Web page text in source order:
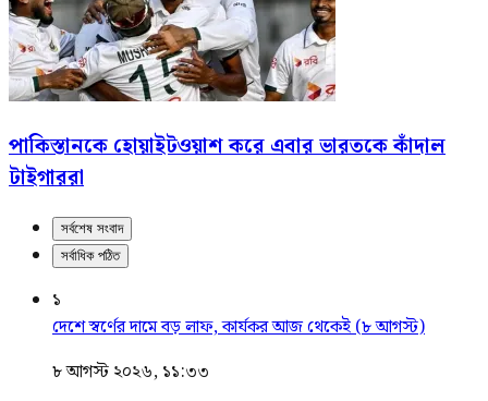
পাকিস্তানকে হোয়াইটওয়াশ করে এবার ভারতকে কাঁদাল
টাইগাররা
সর্বশেষ সংবাদ
সর্বাধিক পঠিত
১
দেশে স্বর্ণের দামে বড় লাফ, কার্যকর আজ থেকেই (৮ আগস্ট)
৮ আগস্ট ২০২৬, ১১:৩৩